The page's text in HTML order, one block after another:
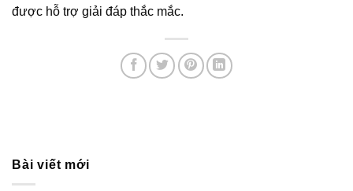
được hỗ trợ giải đáp thắc mắc.
Bài viết mới